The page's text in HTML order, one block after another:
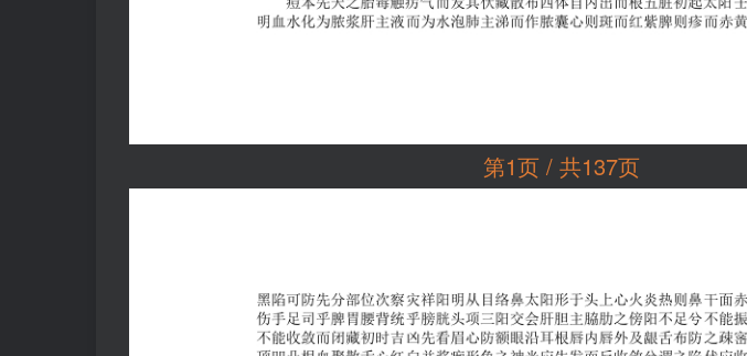
第1页 / 共137页